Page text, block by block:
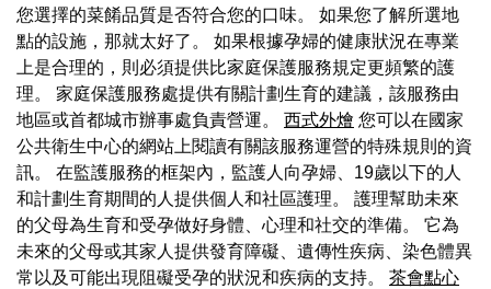
您選擇的菜餚品質是否符合您的口味。 如果您了解所選地
點的設施，那就太好了。 如果根據孕婦的健康狀況在專業
上是合理的，則必須提供比家庭保護服務規定更頻繁的護
理。 家庭保護服務處提供有關計劃生育的建議，該服務由
地區或首都城市辦事處負責營運。 西式外燴 您可以在國家
公共衛生中心的網站上閱讀有關該服務運營的特殊規則的資
訊。 在監護服務的框架內，監護人向孕婦、19歲以下的人
和計劃生育期間的人提供個人和社區護理。 護理幫助未來
的父母為生育和受孕做好身體、心理和社交的準備。 它為
未來的父母或其家人提供發育障礙、遺傳性疾病、染色體異
常以及可能出現阻礙受孕的狀況和疾病的支持。 茶會點心